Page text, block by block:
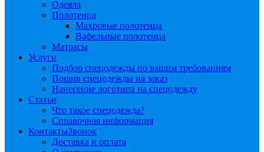
Одеяла
Полотенца
Махровые полотенца
Вафельные полотенца
Матрасы
Услуги
Подбор спецодежды по вашим требованиям
Пошив спецодежды на заказ
Нанесение логотипа на спецодежду
Статьи
Что такое спецодежда?
Справочная информация
КонтактыЗвонок
Доставка и оплата